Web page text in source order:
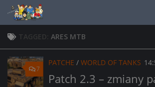
Skip to content
TAGGED: ARES MTB
7
PATCHE / WORLD OF TANKS
Patch 2.3 – zmiany